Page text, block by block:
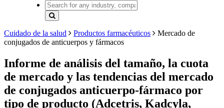
Cuidado de la salud Productos farmacéuticos
Mercado de
conjugados de anticuerpos y fármacos
Informe de análisis del tamaño, la cuota
de mercado y las tendencias del mercado
de conjugados anticuerpo-fármaco por
tipo de producto (Adcetris, Kadcyla,